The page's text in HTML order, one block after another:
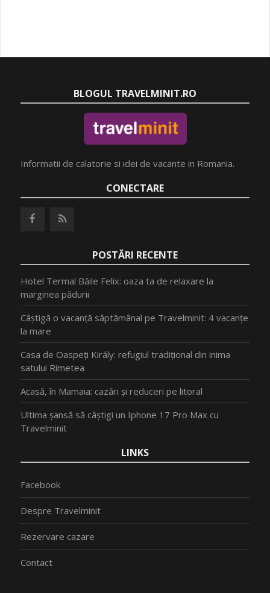
BLOGUL TRAVELMINIT.RO
Informatii de calatorie si idei de vacante in Romania.
CONECTARE
POSTĂRI RECENTE
Hotel Termal Băile Felix: oaza ta de relaxare la
marginea pădurii
Câștigă o vacanță săptămânal pe Travelminit: 4 vacanțe
la mare
Casa de Oaspeți Király: refugiul tradițional din inima
satului Rimetea
Acasă, în Mamaia: cazări și reduceri pe litoral
Ultima șansă să câștigi un Iphone 17 Pro Max cu
Travelminit
LINKS
Facebook
Despre Travelminit
Rezervare cazare
Contact